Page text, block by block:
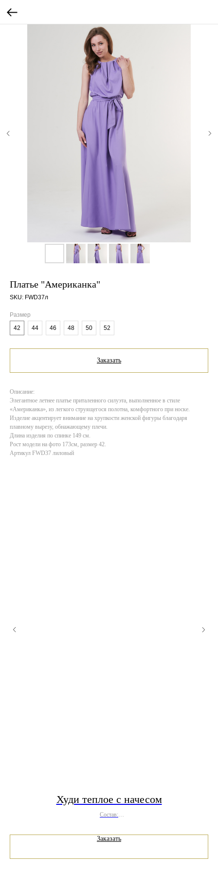
Платье "Американка"
SKU: FWD37л
Размер
42
44 46 48 50 52
Заказать
Описание:
Элегантное летнее платье приталенного силуэта, выполненное в стиле
«Американка», из легкого струящегося полотна, комфортного при носке.
Изделие акцентирует внимание на хрупкости женской фигуры благодаря
плавному вырезу, обнажающему плечи.
Длина изделия по спинке 149 см.
Рост модели на фото 173см, размер 42.
Артикул FWD37 лиловый
Худи теплое с начесом
Состав:
Заказать